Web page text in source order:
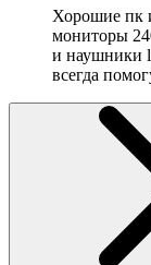
Хорошие пк
мониторы
и наушники
всегда